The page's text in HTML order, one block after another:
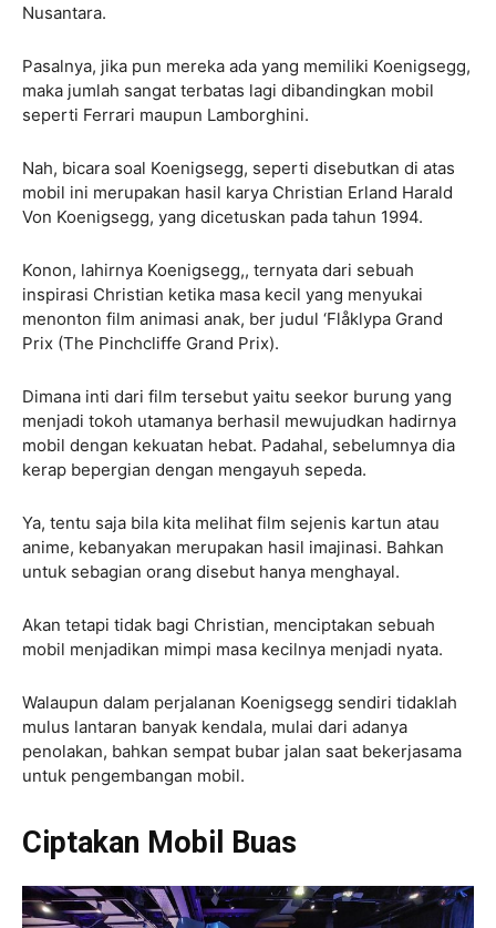
Nusantara.
Pasalnya, jika pun mereka ada yang memiliki Koenigsegg,
maka jumlah sangat terbatas lagi dibandingkan mobil
seperti Ferrari maupun Lamborghini.
Nah, bicara soal Koenigsegg, seperti disebutkan di atas
mobil ini merupakan hasil karya Christian Erland Harald
Von Koenigsegg, yang dicetuskan pada tahun 1994.
Konon, lahirnya Koenigsegg,, ternyata dari sebuah
inspirasi Christian ketika masa kecil yang menyukai
menonton film animasi anak, ber judul ‘Flåklypa Grand
Prix (The Pinchcliffe Grand Prix).
Dimana inti dari film tersebut yaitu seekor burung yang
menjadi tokoh utamanya berhasil mewujudkan hadirnya
mobil dengan kekuatan hebat. Padahal, sebelumnya dia
kerap bepergian dengan mengayuh sepeda.
Ya, tentu saja bila kita melihat film sejenis kartun atau
anime, kebanyakan merupakan hasil imajinasi. Bahkan
untuk sebagian orang disebut hanya menghayal.
Akan tetapi tidak bagi Christian, menciptakan sebuah
mobil menjadikan mimpi masa kecilnya menjadi nyata.
Walaupun dalam perjalanan Koenigsegg sendiri tidaklah
mulus lantaran banyak kendala, mulai dari adanya
penolakan, bahkan sempat bubar jalan saat bekerjasama
untuk pengembangan mobil.
Ciptakan Mobil Buas